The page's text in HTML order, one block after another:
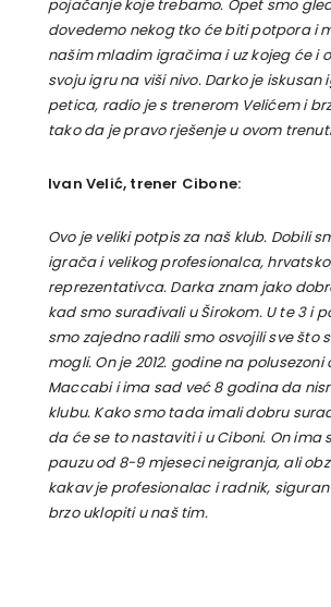
pojačanje koje trebamo. Opet smo
dovedemo nekog tko će biti potpora i
našim mladim igračima i uz kojeg će i
svoju igru na viši nivo. Darko je
petica, radio je s trenerom Velićem i
tako da je pravo rješenje u ovom
Ivan Velić, trener Cibone:
Ovo je veliki potpis za naš klub. Dobili
igrača i velikog profesionalca,
reprezentativca. Darka znam jako
kad smo surađivali u Širokom. U te 3 i
smo zajedno radili smo osvojili sve što
mogli. On je 2012. godine na polusezoni
Maccabi i ima sad već 8 godina da
klubu. Kako smo tada imali dobru
da će se to nastaviti i u Ciboni. On ima
pauzu od 8-9 mjeseci neigranja, ali
kakav je profesionalac i radnik,
brzo uklopiti u naš tim.